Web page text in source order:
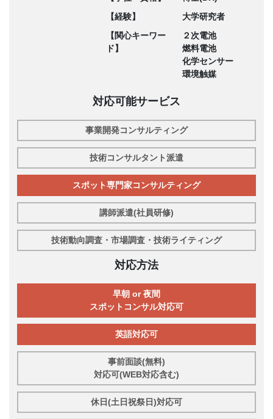
【経験】
大学研究者
【関心キーワー
ド】
２次電池
燃料電池
化学センサー
環境触媒
対応可能サービス
事業開発コンサルティング
技術コンサルタント派遣
スポット専門家コンサルティング
講師派遣(社員研修)
技術動向調査・市場調査・技術ライティング
対応方法
早朝 or 夜間
スポットコンサル対応可
英語対応可
事前面談(無料)
対応可(WEB対応含む)
休日(土日祝祭日)対応可